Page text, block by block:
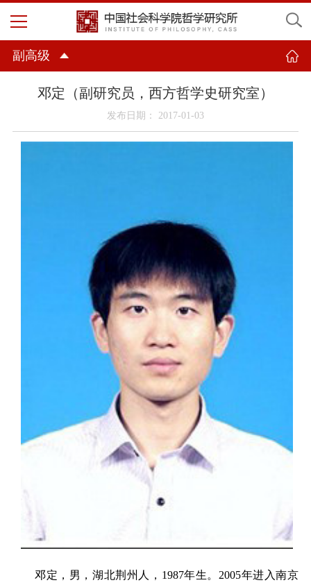
副高级
邓定（副研究员，西方哲学史研究室）
发布日期： 2017-01-03
邓定，男，湖北荆州人， 1987年生。 2005年进入南京